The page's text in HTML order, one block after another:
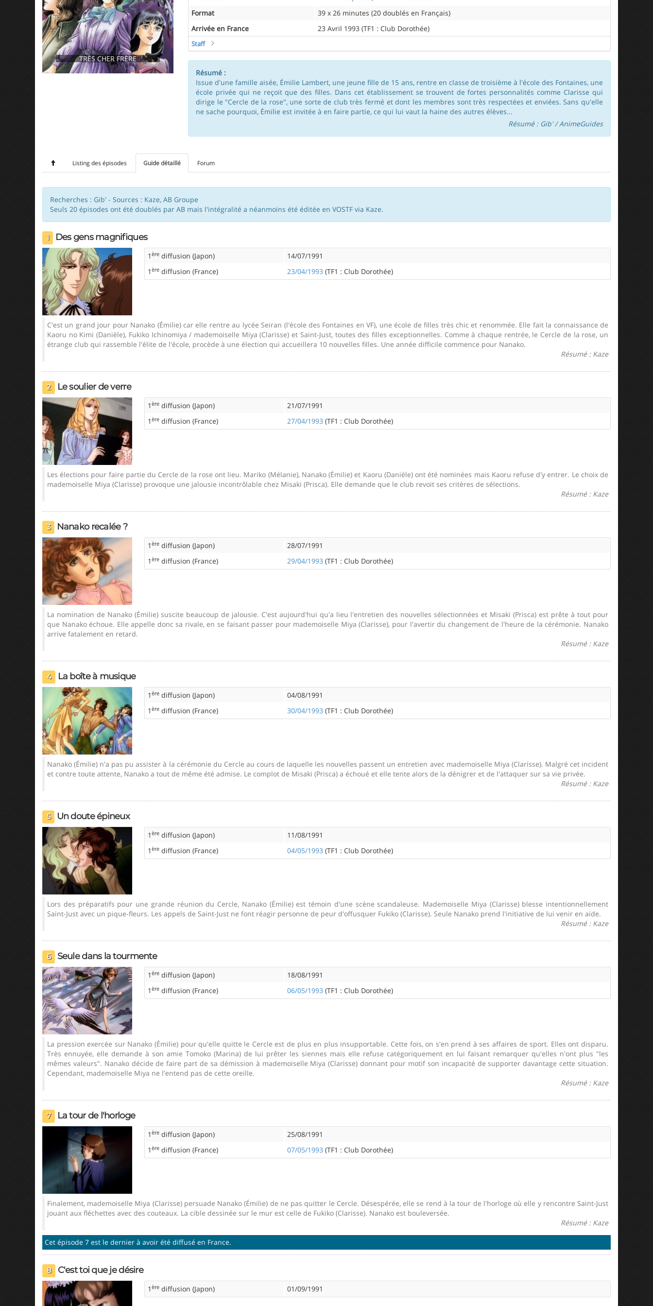
TRÈS CHER FRÈRE
Format
39 x 26 minutes (20 doublés en Français)
Arrivée en France
23 Avril 1993 (TF1 : Club Dorothée)
Staff
Résumé :
Issue d'une famille aisée, Émilie Lambert, une jeune fille de 15 ans, rentre en classe de troisième à l'école des Fontaines, une
école privée qui ne reçoit que des filles. Dans cet établissement se trouvent de fortes personnalités comme Clarisse qui
dirige le "Cercle de la rose", une sorte de club très fermé et dont les membres sont très respectées et enviées. Sans qu'elle
ne sache pourquoi, Émilie est invitée à en faire partie, ce qui lui vaut la haine des autres élèves...
Résumé : Gib' / AnimeGuides
Listing des épisodes Guide détaillé Forum
Recherches : Gib' - Sources : Kaze, AB Groupe
Seuls 20 épisodes ont été doublés par AB mais l'intégralité a néanmoins été éditée en VOSTF via Kaze.
1 Des gens magnifiques
1 ère diffusion (Japon)
14/07/1991
1 ère diffusion (France) 23/04/1993 (TF1 : Club Dorothée)
C'est un grand jour pour Nanako (Émilie) car elle rentre au lycée Seiran (l'école des Fontaines en VF), une école de filles très chic et renommée. Elle fait la connaissance de
Kaoru no Kimi (Danièle), Fukiko Ichinomiya / mademoiselle Miya (Clarisse) et Saint-Just, toutes des filles exceptionnelles. Comme à chaque rentrée, le Cercle de la rose, un
étrange club qui rassemble l'élite de l'école, procède à une élection qui accueillera 10 nouvelles filles. Une année difficile commence pour Nanako.
Résumé : Kaze
2 Le soulier de verre
1 ère diffusion (Japon)
21/07/1991
1 ère diffusion (France) 27/04/1993 (TF1 : Club Dorothée)
Les élections pour faire partie du Cercle de la rose ont lieu. Mariko (Mélanie), Nanako (Émilie) et Kaoru (Danièle) ont été nominées mais Kaoru refuse d'y entrer. Le choix de
mademoiselle Miya (Clarisse) provoque une jalousie incontrôlable chez Misaki (Prisca). Elle demande que le club revoit ses critères de sélections.
Résumé : Kaze
3 Nanako recalée ?
1 ère diffusion (Japon)
28/07/1991
1 ère diffusion (France) 29/04/1993 (TF1 : Club Dorothée)
La nomination de Nanako (Émilie) suscite beaucoup de jalousie. C'est aujourd'hui qu'a lieu l'entretien des nouvelles sélectionnées et Misaki (Prisca) est prête à tout pour
que Nanako échoue. Elle appelle donc sa rivale, en se faisant passer pour mademoiselle Miya (Clarisse), pour l'avertir du changement de l'heure de la cérémonie. Nanako
arrive fatalement en retard.
Résumé : Kaze
4 La boîte à musique
1 ère diffusion (Japon)
04/08/1991
1 ère diffusion (France) 30/04/1993 (TF1 : Club Dorothée)
Nanako (Émilie) n'a pas pu assister à la cérémonie du Cercle au cours de laquelle les nouvelles passent un entretien avec mademoiselle Miya (Clarisse). Malgré cet incident
et contre toute attente, Nanako a tout de même été admise. Le complot de Misaki (Prisca) a échoué et elle tente alors de la dénigrer et de l'attaquer sur sa vie privée.
Résumé : Kaze
5 Un doute épineux
1 ère diffusion (Japon)
11/08/1991
1 ère diffusion (France) 04/05/1993 (TF1 : Club Dorothée)
Lors des préparatifs pour une grande réunion du Cercle, Nanako (Émilie) est témoin d'une scène scandaleuse. Mademoiselle Miya (Clarisse) blesse intentionnellement
Saint-Just avec un pique-fleurs. Les appels de Saint-Just ne font réagir personne de peur d'offusquer Fukiko (Clarisse). Seule Nanako prend l'initiative de lui venir en aide.
Résumé : Kaze
6 Seule dans la tourmente
1 ère diffusion (Japon)
18/08/1991
1 ère diffusion (France) 06/05/1993 (TF1 : Club Dorothée)
La pression exercée sur Nanako (Émilie) pour qu'elle quitte le Cercle est de plus en plus insupportable. Cette fois, on s'en prend à ses affaires de sport. Elles ont disparu.
Très ennuyée, elle demande à son amie Tomoko (Marina) de lui prêter les siennes mais elle refuse catégoriquement en lui faisant remarquer qu'elles n'ont plus "les
mêmes valeurs". Nanako décide de faire part de sa démission à mademoiselle Miya (Clarisse) donnant pour motif son incapacité de supporter davantage cette situation.
Cependant, mademoiselle Miya ne l'entend pas de cette oreille.
Résumé : Kaze
7 La tour de l'horloge
1 ère diffusion (Japon)
25/08/1991
1 ère diffusion (France) 07/05/1993 (TF1 : Club Dorothée)
Finalement, mademoiselle Miya (Clarisse) persuade Nanako (Émilie) de ne pas quitter le Cercle. Désespérée, elle se rend à la tour de l'horloge où elle y rencontre Saint-Just
jouant aux fléchettes avec des couteaux. La cible dessinée sur le mur est celle de Fukiko (Clarisse). Nanako est bouleversée.
Résumé : Kaze
Cet épisode 7 est le dernier à avoir été diffusé en France.
8 C'est toi que je désire
1 ère diffusion (Japon) 01/09/1991